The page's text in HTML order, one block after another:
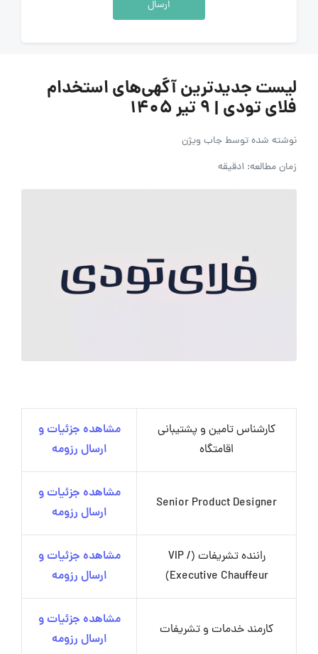
ارسال
لیست جدیدترین آگهی‌های استخدام
فلای تودی | ۹ تیر ۱۴۰۵
نوشته شده توسطجاب ویژن
زمان مطالعه: 1دقیقه
کارشناس تامین و پشتیبانی
اقامتگاه
مشاهده جزئیات و
ارسال رزومه
Senior Product Designer
مشاهده جزئیات و
ارسال رزومه
راننده تشریفات (VIP /
Executive Chauffeur)
مشاهده جزئیات و
ارسال رزومه
کارمند خدمات و تشریفات
مشاهده جزئیات و
ارسال رزومه